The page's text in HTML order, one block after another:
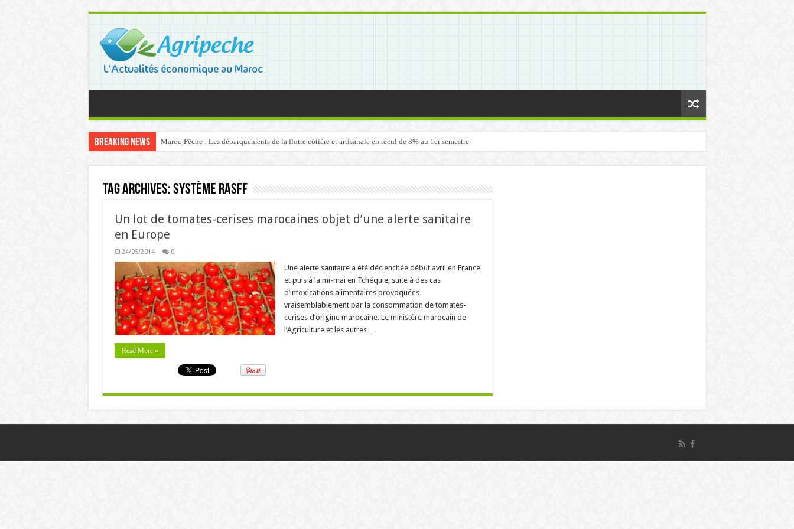
Breaking News Maroc-Pêche : Les débarquements de la flotte côtière et artisanale en recul de 8% au 1er semestre
Tag Archives:Système RASFF
Un lot de tomates-cerises marocaines objet d’une alerte sanitaire
en Europe
24/05/2014 0
Une alerte sanitaire a été déclenchée début avril en France
et puis à la mi-mai en Tchéquie, suite à des cas
d’intoxications alimentaires provoquées
vraisemblablement par la consommation de tomates-
cerises d’origine marocaine. Le ministère marocain de
l’Agriculture et les autres …
Read More »